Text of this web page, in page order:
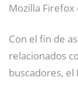
Mozilla
Con el fin de
relacionados
buscadores, el